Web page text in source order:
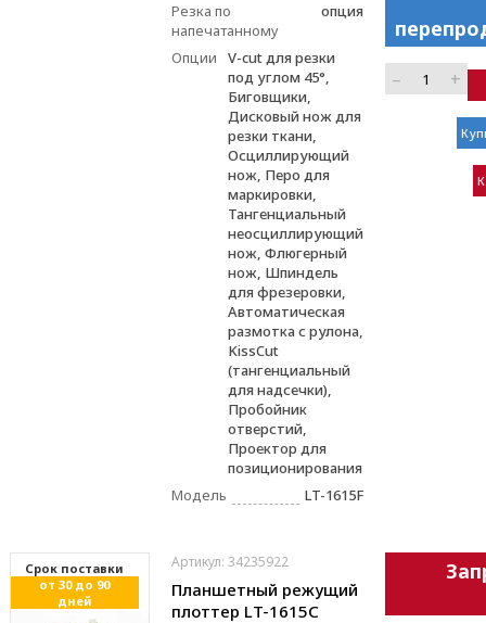
Резка по
напечатанному
опция
Опции
V-cut для резки
под углом 45°,
Биговщики,
Дисковый нож для
резки ткани,
Осциллирующий
нож, Перо для
маркировки,
Тангенциальный
неосциллирующий
нож, Флюгерный
нож, Шпиндель
для фрезеровки,
Автоматическая
размотка с рулона,
KissCut
(тангенциальный
для надсечки),
Пробойник
отверстий,
Проектор для
позиционирования
Модель
LT-1615F
– +
Cрок поставки
от 30 до 90
дней
Артикул: 34235922
Планшетный режущий
плоттер LT-1615C